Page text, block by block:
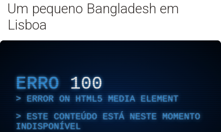
Um pequeno Bangladesh em
Lisboa
ERRO 100
ERROR ON HTML5 MEDIA ELEMENT
ESTE CONTEÚDO ESTÁ NESTE MOMENTO
INDISPONÍVEL